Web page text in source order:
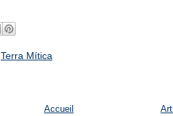
Terra Mítica
Accueil